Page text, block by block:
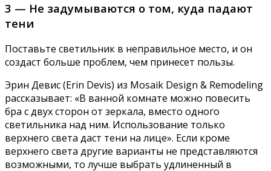
3 — Не задумываются о том, куда падают
тени
Поставьте светильник в неправильное место, и он
создаст больше проблем, чем принесет пользы.
Эрин Девис (Erin Devis) из Mosaik Design & Remodeling
рассказывает: «В ванной комнате можно повесить
бра с двух сторон от зеркала, вместо одного
светильника над ним. Использование только
верхнего света даст тени на лице». Если кроме
верхнего света другие варианты не представляются
возможными, то лучше выбрать удлиненный в